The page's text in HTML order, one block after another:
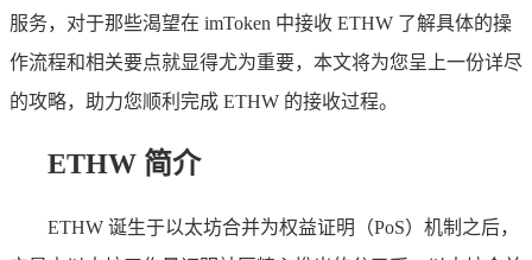
服务，对于那些渴望在 imToken 中接收 ETHW 了解具体的操
作流程和相关要点就显得尤为重要，本文将为您呈上一份详尽
的攻略，助力您顺利完成 ETHW 的接收过程。
ETHW 简介
ETHW 诞生于以太坊合并为权益证明（PoS）机制之后，